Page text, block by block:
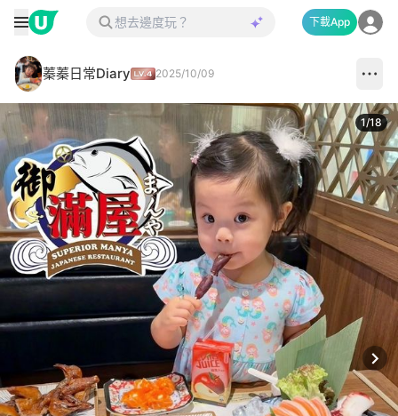
下載App
蓁蓁日常Diary 2025/10/09
1/18